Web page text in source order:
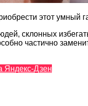
этот умный
склонных
частично
Яндекс-Дзен